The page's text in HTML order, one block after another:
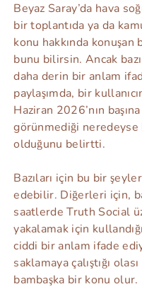
Beyaz Saray’da hava
bir toplantıda ya da
konu hakkında
bunu bilirsin. Ancak
daha derin bir anlam
paylaşımda, bir
Haziran 2026’nın
görünmediği
olduğunu belirtti.
Bazıları için bu bir
edebilir. Diğerleri için,
saatlerde Truth Social
yakalamak için
ciddi bir anlam ifade
saklamaya çalıştığı
bambaşka bir konu olur.